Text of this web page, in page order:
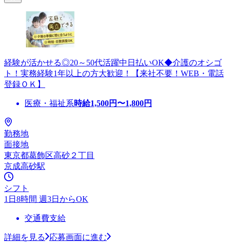
経験が活かせる◎20～50代活躍中日払いOK◆介護のオシゴ
ト！実務経験1年以上の方大歓迎！【来社不要！WEB・電話
登録ＯＫ】
医療・福祉系時給1,500円〜1,800円
勤務地
面接地
東京都葛飾区高砂２丁目
京成高砂駅
シフト
1日8時間 週3日からOK
交通費支給
詳細を見る
応募画面に進む